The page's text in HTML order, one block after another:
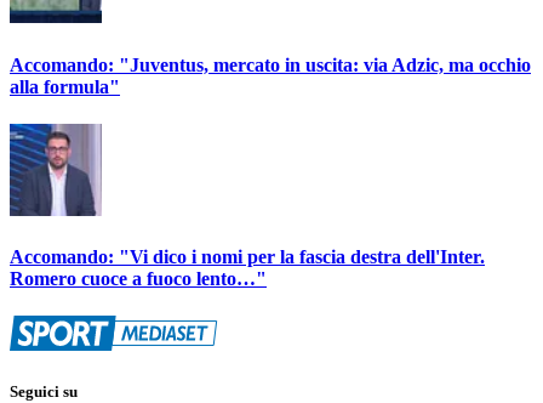
Accomando: "Juventus, mercato in uscita: via Adzic, ma occhio
alla formula"
Accomando: "Vi dico i nomi per la fascia destra dell'Inter.
Romero cuoce a fuoco lento…"
Seguici su